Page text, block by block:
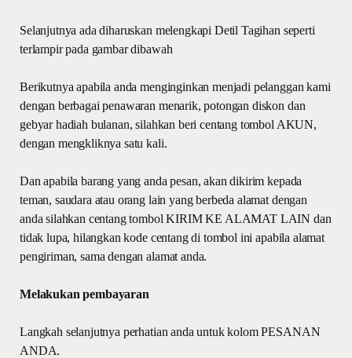
Selanjutnya ada diharuskan melengkapi Detil Tagihan seperti
terlampir pada gambar dibawah
Berikutnya apabila anda menginginkan menjadi pelanggan kami
dengan berbagai penawaran menarik, potongan diskon dan
gebyar hadiah bulanan, silahkan beri centang tombol AKUN,
dengan mengkliknya satu kali.
Dan apabila barang yang anda pesan, akan dikirim kepada
teman, saudara atau orang lain yang berbeda alamat dengan
anda silahkan centang tombol KIRIM KE ALAMAT LAIN dan
tidak lupa, hilangkan kode centang di tombol ini apabila alamat
pengiriman, sama dengan alamat anda.
Melakukan pembayaran
Langkah selanjutnya perhatian anda untuk kolom PESANAN
ANDA.